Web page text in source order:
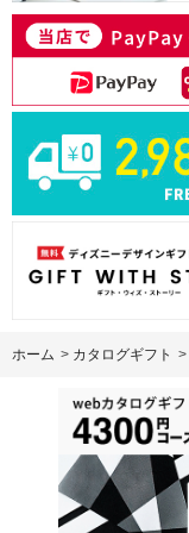
ホーム > カタログギフト >